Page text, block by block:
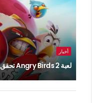
أخبار
لعبة Angry Birds 2 تحقق رقما قياسيا !